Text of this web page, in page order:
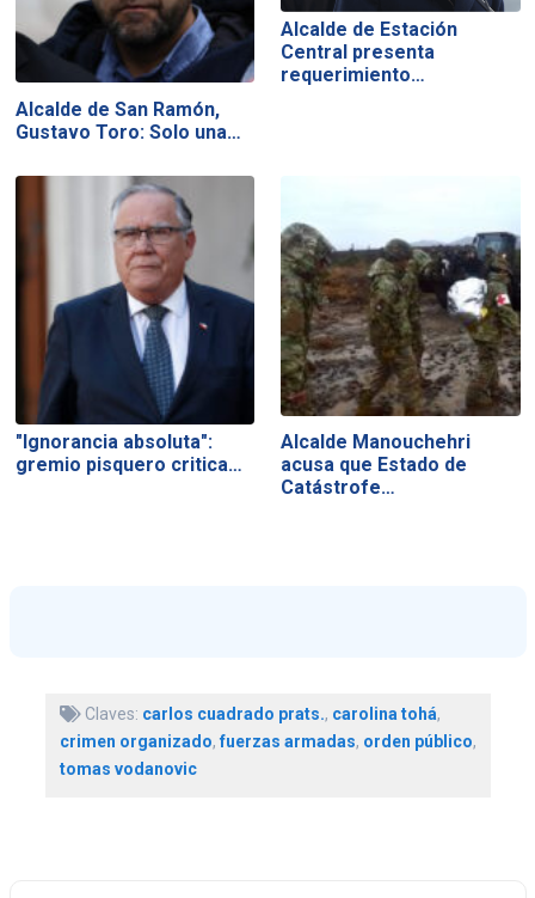
Alcalde de San Ramón,
Gustavo Toro: Solo una…
Alcalde de Estación
Central presenta
requerimiento…
"Ignorancia absoluta":
gremio pisquero critica…
Alcalde Manouchehri
acusa que Estado de
Catástrofe…
Claves: carlos cuadrado prats., carolina tohá,
crimen organizado,fuerzas armadas, orden público,
tomas vodanovic